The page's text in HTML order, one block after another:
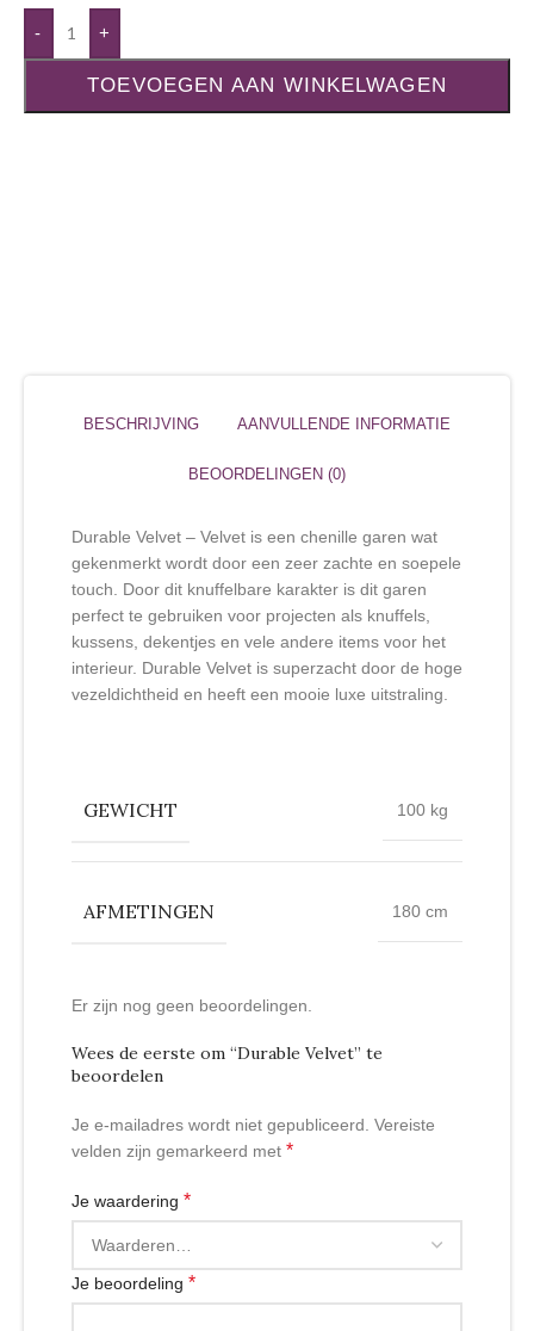
- +
TOEVOEGEN AAN WINKELWAGEN
BESCHRIJVING AANVULLENDE INFORMATIE
BEOORDELINGEN (0)
Durable Velvet – Velvet is een chenille garen wat
gekenmerkt wordt door een zeer zachte en soepele
touch. Door dit knuffelbare karakter is dit garen
perfect te gebruiken voor projecten als knuffels,
kussens, dekentjes en vele andere items voor het
interieur. Durable Velvet is superzacht door de hoge
vezeldichtheid en heeft een mooie luxe uitstraling.
GEWICHT 100 kg
AFMETINGEN 180 cm
Er zijn nog geen beoordelingen.
Wees de eerste om “Durable Velvet” te
beoordelen
Je e-mailadres wordt niet gepubliceerd. Vereiste
velden zijn gemarkeerd met *
Je waardering *
Je beoordeling *